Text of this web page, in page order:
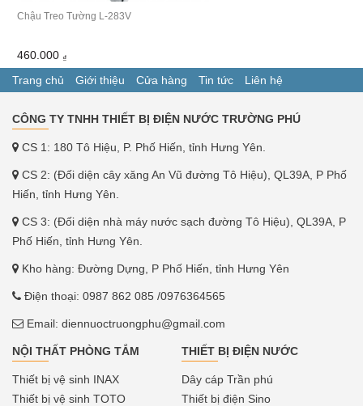
Chậu Treo Tường L-283V
460.000 ₫
Trang chủ Giới thiệu Cửa hàng Tin tức Liên hệ
CÔNG TY TNHH THIẾT BỊ ĐIỆN NƯỚC TRƯỜNG PHÚ
CS 1: 180 Tô Hiệu, P. Phố Hiến, tỉnh Hưng Yên.
CS 2: (Đối diện cây xăng An Vũ đường Tô Hiệu), QL39A, P Phố
Hiến, tỉnh Hưng Yên.
CS 3: (Đối diện nhà máy nước sạch đường Tô Hiệu), QL39A, P
Phố Hiến, tỉnh Hưng Yên.
Kho hàng: Đường Dựng, P Phố Hiến, tỉnh Hưng Yên
Điện thoại: 0987 862 085 /0976364565
Email: diennuoctruongphu@gmail.com
NỘI THẤT PHÒNG TẮM
Thiết bị vệ sinh INAX
Thiết bị vệ sinh TOTO
THIẾT BỊ ĐIỆN NƯỚC
Dây cáp Trần phú
Thiết bị điện Sino